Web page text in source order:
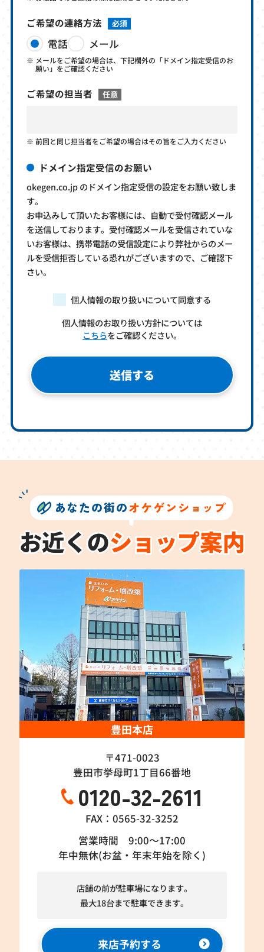
ご希望の連絡方法 必須
電話 メール
メールをご希望の場合は、下記欄外の「ドメイン指定受信のお
願い」をご確認ください
ご希望の担当者 任意
前回と同じ担当者をご希望の場合はその旨をご入力ください
ドメイン指定受信のお願い
okegen.co.jp のドメイン指定受信の設定をお願い致しま
す。
お申込みして頂いたお客様には、自動で受付確認メール
を送信しております。受付確認メールを受信されていな
いお客様は、携帯電話の受信設定により弊社からのメー
ルを受信拒否している恐れがございますので、ご確認下
さい。
個人情報の取り扱いについて同意する
個人情報のお取り扱い方針については
こちらをご確認ください。
あなたの街のオケゲンショップ
豊田本店
〒471-0023
豊田市挙母町1丁目66番地
0120-32-2611
FAX：0565-32-3252
営業時間 9:00～17:00
年中無休(お盆・年末年始を除く)
店舗の前が駐車場になります。
最大18台まで駐車できます。
来店予約する